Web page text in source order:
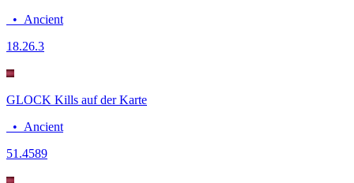
• Ancient
18.26.3
GLOCK Kills auf der Karte
• Ancient
51.4589